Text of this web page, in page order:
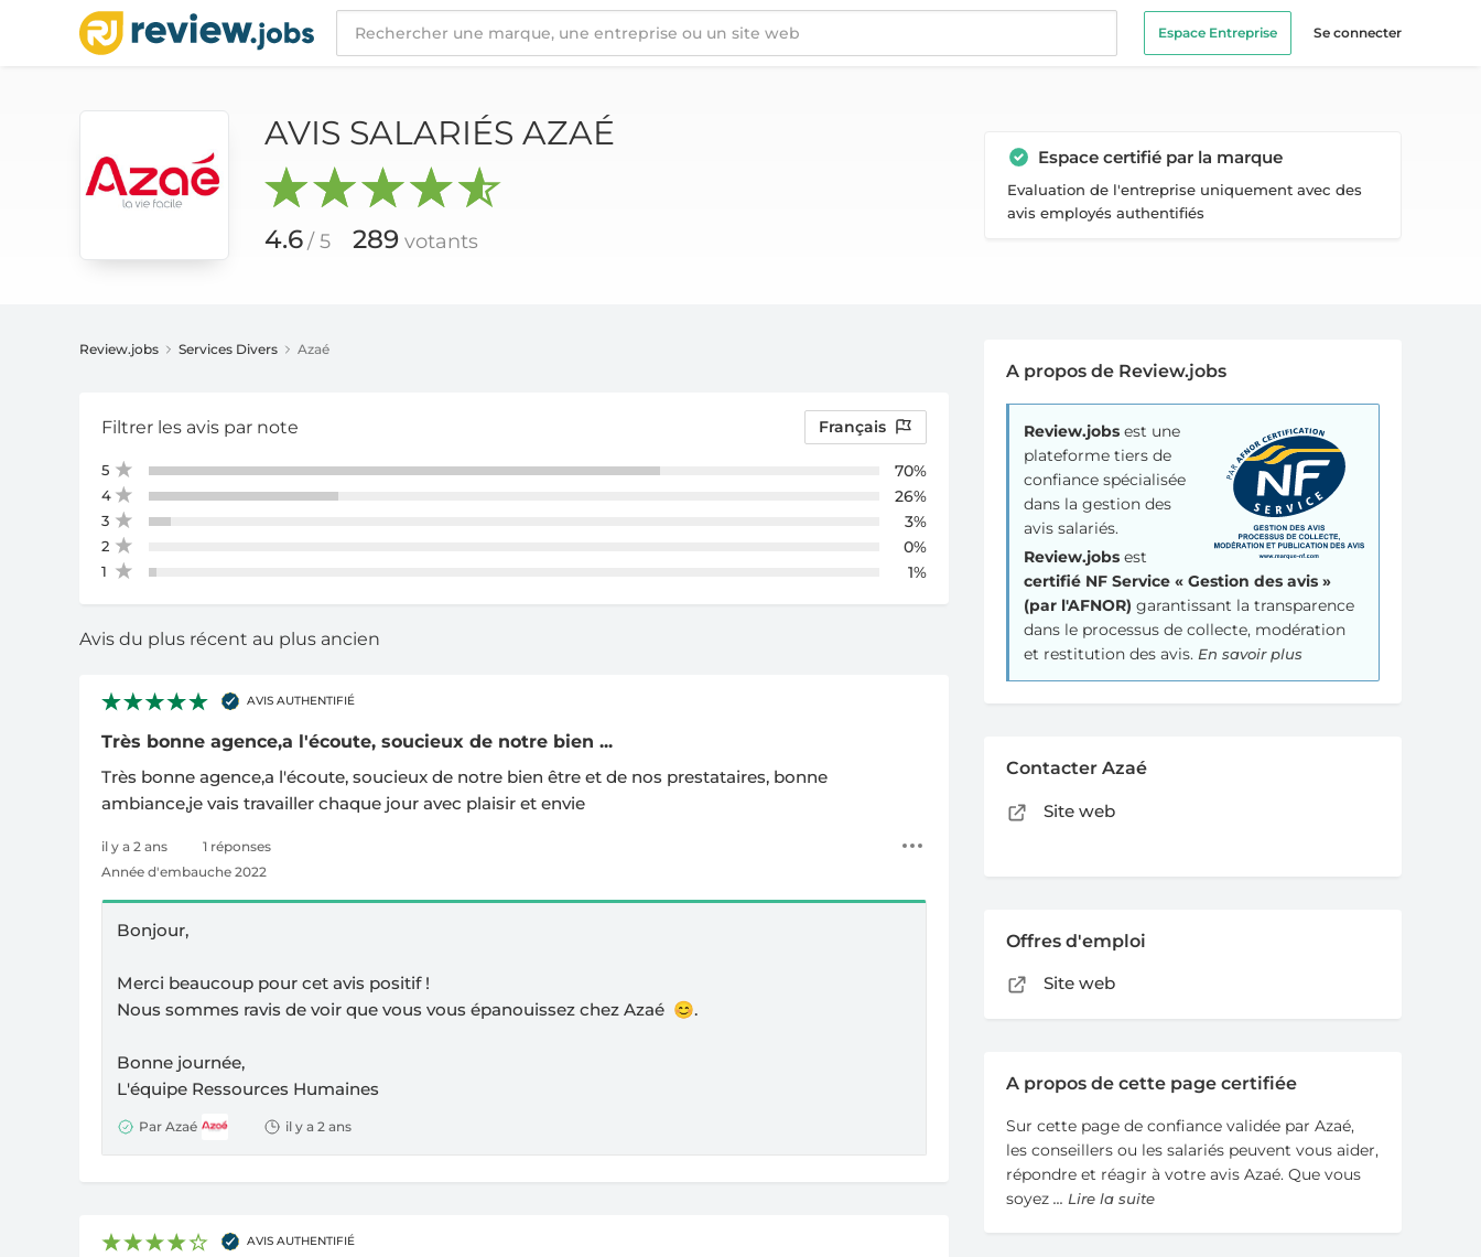
Espace Entreprise Se connecter
AVIS SALARIÉS AZAÉ
4.6 / 5 289
AVIS SALARIÉS AZAÉ
4.6/ 5 289 votants
Espace certifié par la marque
Evaluation de l'entreprise uniquement avec des
avis employés authentifiés
Review.jobs Services Divers Azaé
Filtrer les avis par note Français
5 70%
4 26%
3 3%
2 0%
1 1%
Avis du plus récent au plus ancien
AVIS AUTHENTIFIÉ
Très bonne agence,a l'écoute, soucieux de notre bien ...
Très bonne agence,a l'écoute, soucieux de notre bien être et de nos prestataires, bonne
ambiance,je vais travailler chaque jour avec plaisir et envie
il y a 2 ans
1 réponses
Année d'embauche 2022
Bonjour,
Merci beaucoup pour cet avis positif !
Nous sommes ravis de voir que vous vous épanouissez chez Azaé 😊.
Bonne journée,
L'équipe Ressources Humaines
Par Azaé il y a 2 ans
AVIS AUTHENTIFIÉ
A propos de Review.jobs
Review.jobs est une
plateforme tiers de
confiance spécialisée
dans la gestion des
avis salariés.
Review.jobs est
certifié NF Service « Gestion des avis »
(par l'AFNOR) garantissant la transparence
dans le processus de collecte, modération
et restitution des avis.En savoir plus
Contacter Azaé
Site web
Offres d'emploi
Site web
A propos de cette page certifiée
Sur cette page de confiance validée par Azaé,
les conseillers ou les salariés peuvent vous aider,
répondre et réagir à votre avis Azaé. Que vous
soyez ... Lire la suite